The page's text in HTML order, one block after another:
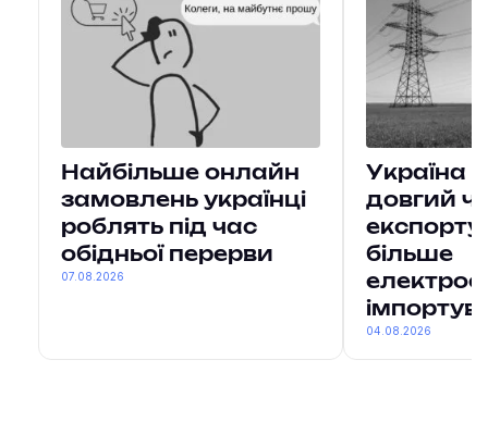
Найбільше онлайн
замовлень українці
роблять під час
обідньої перерви
07.08.2026
Україна
довгий
більше
04.08.2026